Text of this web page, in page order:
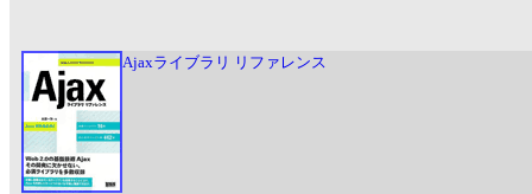
Ajaxライブラリ リファレンス